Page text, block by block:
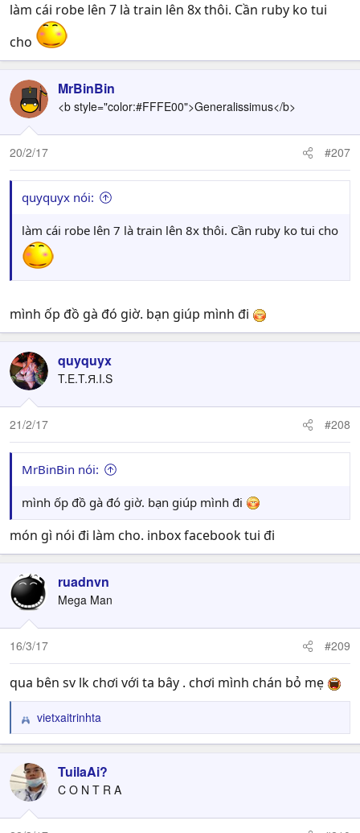
làm cái robe lên 7 là train lên 8x thôi. Cần ruby ko tui
cho
MrBinBin
<b style="color:#FFFE00">Generalissimus</b>
20/2/17 #207
quyquyx nói:
làm cái robe lên 7 là train lên 8x thôi. Cần ruby ko tui cho
mình ốp đồ gà đó giờ. bạn giúp mình đi
quyquyx
T.E.T.Я.I.S
21/2/17 #208
MrBinBin nói:
mình ốp đồ gà đó giờ. bạn giúp mình đi
món gì nói đi làm cho. inbox facebook tui đi
ruadnvn
Mega Man
16/3/17 #209
qua bên sv lk chơi với ta bây . chơi mình chán bỏ mẹ
R
e
c
t
i
o
vietxaitrinhta
TuilaAi?
C O N T R A